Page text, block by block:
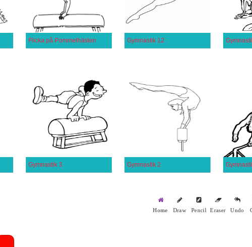
Flicka på Pommelhästen Gymnastik 12
Gymnastik 3 Gymnastik 2
Home Draw Pencil Eraser Undo